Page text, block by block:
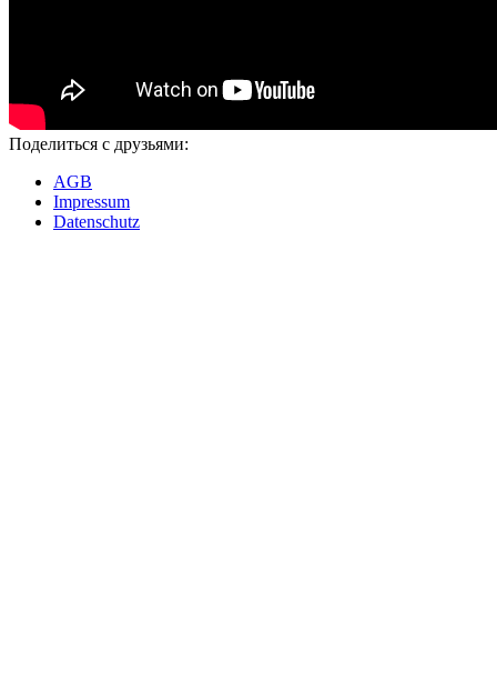
Поделиться с друзьями:
AGB
Impressum
Datenschutz